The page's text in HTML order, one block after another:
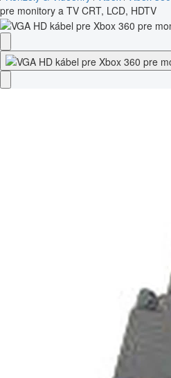
pre monitory a TV CRT, LCD, HDTV